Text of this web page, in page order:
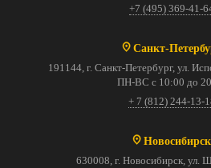
+7 (495) 369-41-
Санкт-
191144, г. Санкт-Петербург, ул.
ПН-ВС с 10:00 до
+ 7 (812) 244-13-
Новосибирск
630008, г. Новосибирск, ул.